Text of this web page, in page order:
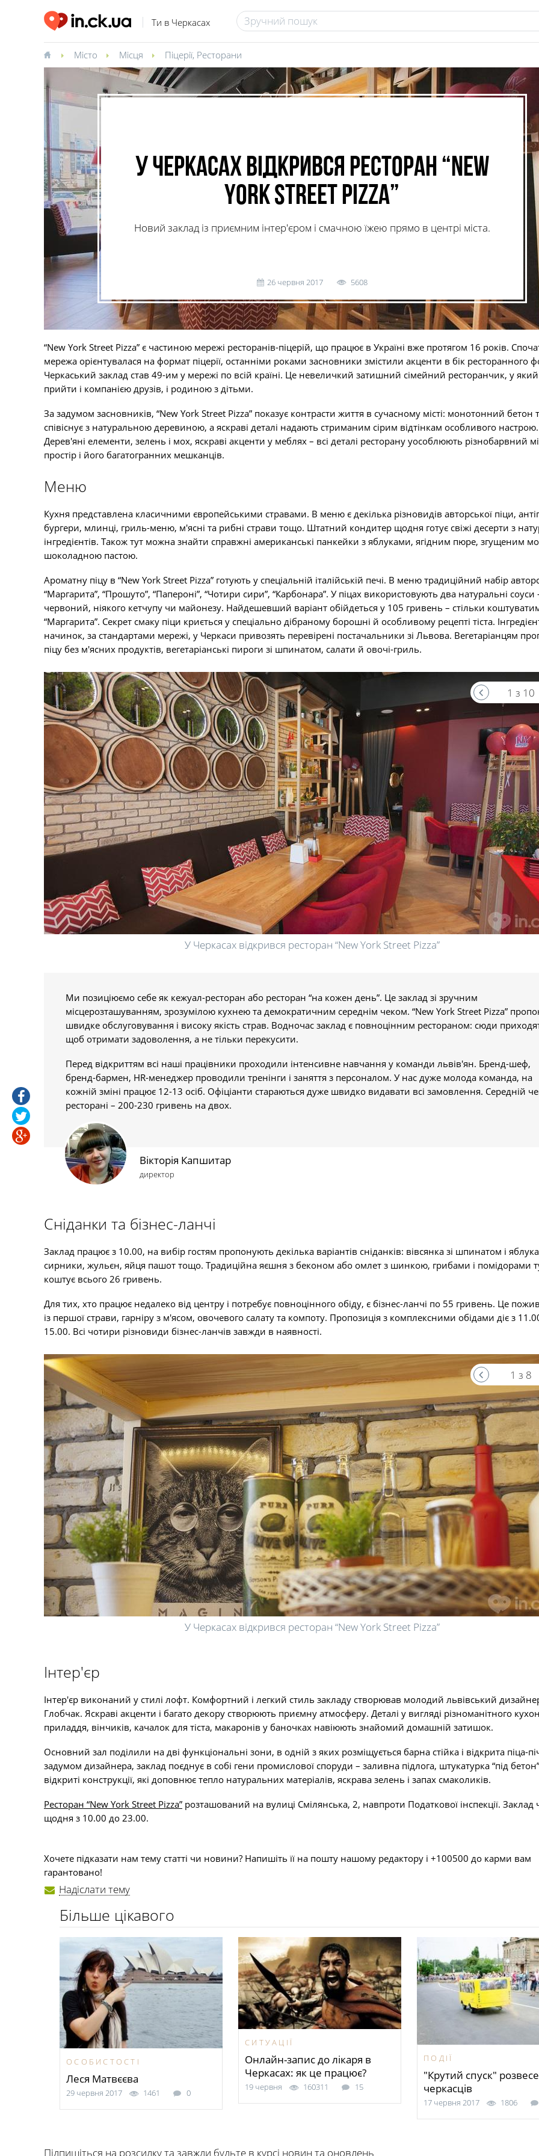
Ти в Черкасах
Місто Місця Піцерії, Ресторани
У Черкасах відкрився ресторан “New
York Street Pizza”
Новий заклад із приємним інтер'єром і смачною їжею прямо в центрі міста.
26 червня 2017 5608
“New York Street Pizza” є частиною мережі ресторанів-піцерій, що працює в Україні вже протягом 16 років.
мережа орієнтувалася на формат піцерії, останніми роками засновники змістили акценти в бік ресторанного
Черкаський заклад став 49-им у мережі по всій країні. Це невеличкий затишний сімейний ресторанчик, у
прийти і компанією друзів, і родиною з дітьми.
За задумом засновників, “New York Street Pizza” показує контрасти життя в сучасному місті: монотонний бетон
співіснує з натуральною деревиною, а яскраві деталі надають стриманим сірим відтінкам особливого настрою.
Дерев'яні елементи, зелень і мох, яскраві акценти у меблях – всі деталі ресторану уособлюють різнобарвний
простір і його багатогранних мешканців.
Меню
Кухня представлена класичними європейськими стравами. В меню є декілька різновидів авторської піци,
бургери, млинці, гриль-меню, м'ясні та рибні страви тощо. Штатний кондитер щодня готує свіжі десерти з
інгредієнтів. Також тут можна знайти справжні американські панкейки з яблуками, ягідним пюре, згущеним
шоколадною пастою.
Ароматну піцу в “New York Street Pizza” готують у спеціальній італійській печі. В меню традиційний набір
“Маргарита”, “Прошуто”, “Папероні”, “Чотири сири”, “Карбонара”. У піцах використовують два натуральні соуси
червоний, ніякого кетчупу чи майонезу. Найдешевший варіант обійдеться у 105 гривень – стільки
“Маргарита”. Секрет смаку піци криється у спеціально дібраному борошні й особливому рецепті тіста.
начинок, за стандартами мережі, у Черкаси привозять перевірені постачальники зі Львова. Вегетаріанцям
піцу без м'ясних продуктів, вегетаріанські пироги зі шпинатом, салати й овочі-гриль.
У Черкасах відкрився ресторан “New York Street Pizza”
1 з 10
Ми позиціюємо себе як кежуал-ресторан або ресторан “на кожен день”. Це заклад зі зручним
місцерозташуванням, зрозумілою кухнею та демократичним середнім чеком. “New York Street Pizza”
швидке обслуговування і високу якість страв. Водночас заклад є повноцінним рестораном: сюди
щоб отримати задоволення, а не тільки перекусити.
Перед відкриттям всі наші працівники проходили інтенсивне навчання у команди львів'ян. Бренд-шеф,
бренд-бармен, HR-менеджер проводили тренінги і заняття з персоналом. У нас дуже молода команда, на
кожній зміні працює 12-13 осіб. Офіціанти стараються дуже швидко видавати всі замовлення. Середній
ресторані – 200-230 гривень на двох.
Вікторія Капшитар
директор
Сніданки та бізнес-ланчі
Заклад працює з 10.00, на вибір гостям пропонують декілька варіантів сніданків: вівсянка зі шпинатом і
сирники, жульєн, яйця пашот тощо. Традиційна яєшня з беконом або омлет з шинкою, грибами і помідорами
коштує всього 26 гривень.
Для тих, хто працює недалеко від центру і потребує повноцінного обіду, є бізнес-ланчі по 55 гривень. Це
із першої страви, гарніру з м'ясом, овочевого салату та компоту. Пропозиція з комплексними обідами діє з
15.00. Всі чотири різновиди бізнес-ланчів завжди в наявності.
У Черкасах відкрився ресторан “New York Street Pizza”
1 з 8
Інтер'єр
Інтер'єр виконаний у стилі лофт. Комфортний і легкий стиль закладу створював молодий львівський
Глобчак. Яскраві акценти і багато декору створюють приємну атмосферу. Деталі у вигляді різноманітного
приладдя, вінчиків, качалок для тіста, макаронів у баночках навіюють знайомий домашній затишок.
Основний зал поділили на дві функціональні зони, в одній з яких розміщується барна стійка і відкрита піца-
задумом дизайнера, заклад поєднує в собі гени промислової споруди – заливна підлога, штукатурка “під
відкриті конструкції, які доповнює тепло натуральних матеріалів, яскрава зелень і запах смаколиків.
Ресторан “New York Street Pizza” розташований на вулиці Смілянська, 2, навпроти Податкової інспекції. Заклад
щодня з 10.00 до 23.00.
Хочете підказати нам тему статті чи новини? Напишіть її на пошту нашому редактору і +100500 до карми вам
гарантовано!
Надіслати тему
Більше цікавого
ОСОБИСТОСТІ
Леся Матвєєва
29 червня 2017 1461 0
СИТУАЦІЇ
Онлайн-запис до лікаря в
Черкасах: як це працює?
19 червня 160311 15
ПОДІЇ
"Крутий спуск"
черкасців
17 червня 2017 1806
Підпишіться на розсилку та завжди будьте в курсі новин та оновлень